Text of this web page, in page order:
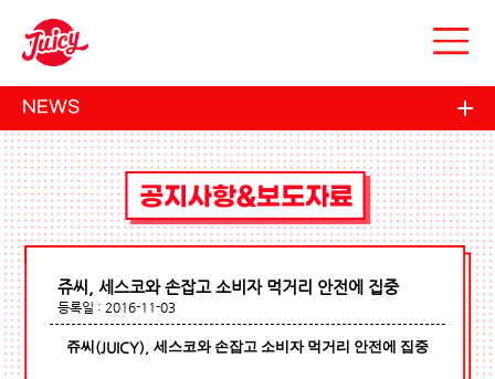
NEWS
쥬씨, 세스코와 손잡고 소비자 먹거리 안전에 집중
등록일 : 2016-11-03
쥬씨 (JUICY), 세스코와 손잡고 소비자 먹거리 안전에 집중